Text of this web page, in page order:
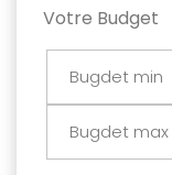
Votre Budget